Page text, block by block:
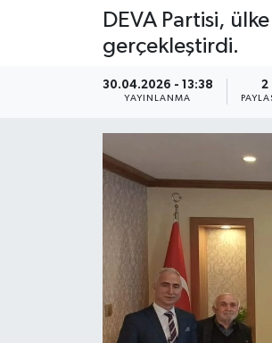
DEVA Partisi,
gerçekleştirdi.
30.04.2026 - 13:38
YAYINLANMA
2